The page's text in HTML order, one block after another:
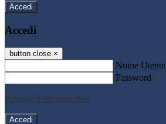
Accedi
Accedi
button close ×
Nome Utente
Password
Password dimenticata?